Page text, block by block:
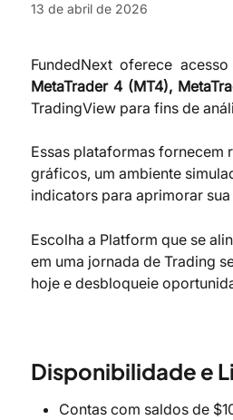
13 de abril de 2026
FundedNext oferece
MetaTrader 4 (MT4),
TradingView para fins de
Essas plataformas fornecem
gráficos, um ambiente
indicators para aprimorar
Escolha a Platform que se
em uma jornada de Trading
hoje e desbloqueie
Disponibilidade e
Contas com saldos de